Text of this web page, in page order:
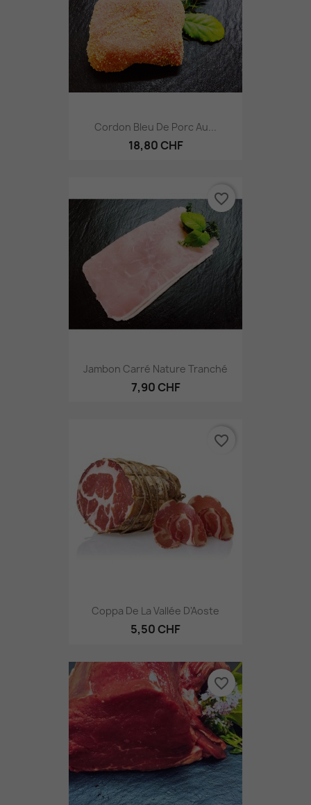
Cordon Bleu De Porc Au...
18,80 CHF
Jambon Carré Nature Tranché
7,90 CHF
favorite_border
Coppa De La Vallée D'Aoste
5,50 CHF
favorite_border
favorite_border